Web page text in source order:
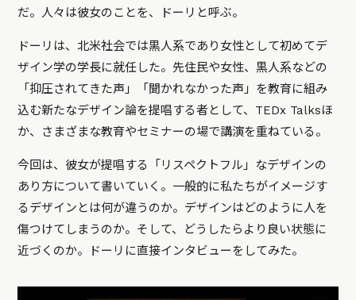
だ。人々は彼女のことを、ドーリと呼ぶ。
ドーリは、北米社会では黒人系であり女性として初めてデ
ザイン学の学長に就任した。先住民や女性、黒人系などの
「抑圧されてきた声」「聞かれなかった声」を教育に組み
込む新たなデザイン論を提唱する者として、TEDx Talksほ
か、さまざまな教育やセミナーの場で講演を重ねている。
今回は、彼女が提唱する「リスペクトフル」なデザインの
あり方について書いていく。一般的に私たちがイメージす
るデザインとは何が違うのか。デザインはどのように人を
傷つけてしまうのか。そして、どうしたらより良い状態に
近づくのか。ドーリに直接インタビューをしてみた。